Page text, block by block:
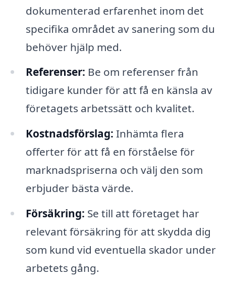
dokumenterad erfarenhet inom det
specifika området av sanering som du
behöver hjälp med.
Referenser: Be om referenser från
tidigare kunder för att få en känsla av
företagets arbetssätt och kvalitet.
Kostnadsförslag: Inhämta flera
offerter för att få en förståelse för
marknadspriserna och välj den som
erbjuder bästa värde.
Försäkring: Se till att företaget har
relevant försäkring för att skydda dig
som kund vid eventuella skador under
arbetets gång.